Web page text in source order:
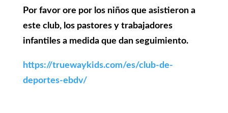
Por favor ore por los niños que asistieron a
este club, los pastores y trabajadores
infantiles a medida que dan seguimiento.
https://truewaykids.com/es/club-de-
deportes-ebdv/